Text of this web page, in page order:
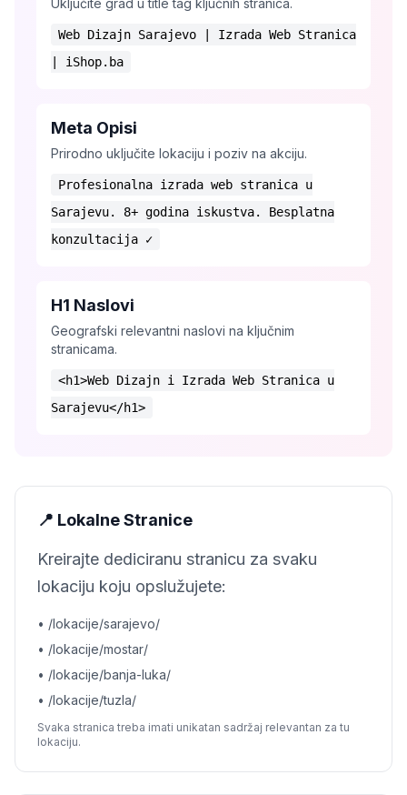
Uključite grad u title tag ključnih stranica.
Web Dizajn Sarajevo | Izrada Web Stranica
| iShop.ba
Meta Opisi
Prirodno uključite lokaciju i poziv na akciju.
Profesionalna izrada web stranica u
Sarajevu. 8+ godina iskustva. Besplatna
konzultacija ✓
H1 Naslovi
Geografski relevantni naslovi na ključnim
stranicama.
<h1>Web Dizajn i Izrada Web Stranica u
Sarajevu</h1>
📍 Lokalne Stranice
Kreirajte dediciranu stranicu za svaku
lokaciju koju opslužujete:
• /lokacije/sarajevo/
• /lokacije/mostar/
• /lokacije/banja-luka/
• /lokacije/tuzla/
Svaka stranica treba imati unikatan sadržaj relevantan za tu
lokaciju.